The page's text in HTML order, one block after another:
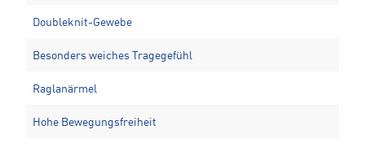
Doubleknit-Gewebe
Besonders weiches Tragegefühl
Raglanärmel
Hohe Bewegungsfreiheit